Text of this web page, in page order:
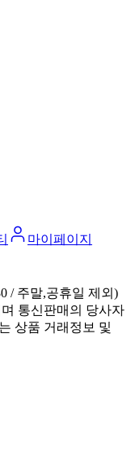
마이페이지
/ 주말,공휴일 제외)
통신판매의 당사자
상품 거래정보 및